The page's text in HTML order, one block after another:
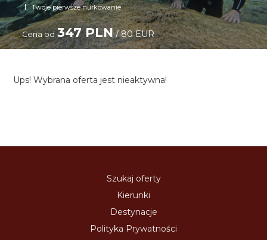
Twoje pierwsze nurkowanie
Cena od 347 PLN/ 80 EUR
Ups! Wybrana oferta jest nieaktywna!
Szukaj oferty
Kierunki
Destynacje
Polityka Prywatności